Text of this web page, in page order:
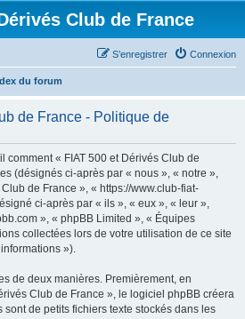
Club de France
Connexion
S’enregistrer
du forum
de France - Politique de
comment « FIAT 500 et Dérivés Club de
(désignés ci-après par « nous », « notre »,
de France », « https://www.club-fiat-
ci-après par « ils », « eux », « leur »,
», « phpBB Limited », « Équipes
collectées lors de votre utilisation de ce site
»).
de deux manières. Premièrement, en
Club de France », le logiciel phpBB créera
de petits fichiers texte stockés dans les